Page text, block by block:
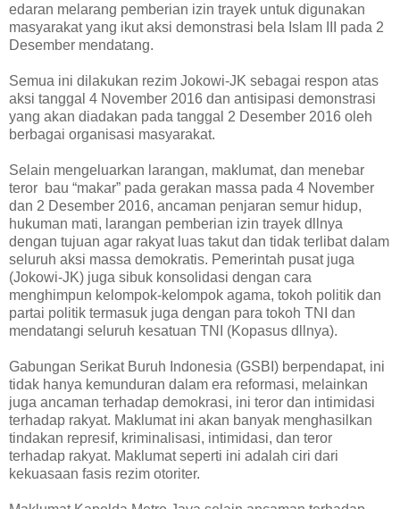
edaran melarang pemberian izin trayek untuk digunakan
masyarakat yang ikut aksi demonstrasi bela Islam III pada 2
Desember mendatang.
Semua ini dilakukan rezim Jokowi-JK sebagai respon atas
aksi tanggal 4 November 2016 dan antisipasi demonstrasi
yang akan diadakan pada tanggal 2 Desember 2016 oleh
berbagai organisasi masyarakat.
Selain mengeluarkan larangan, maklumat, dan menebar
teror bau “makar” pada gerakan massa pada 4 November
dan 2 Desember 2016, ancaman penjaran semur hidup,
hukuman mati, larangan pemberian izin trayek dllnya
dengan tujuan agar rakyat luas takut dan tidak terlibat dalam
seluruh aksi massa demokratis. Pemerintah pusat juga
(Jokowi-JK) juga sibuk konsolidasi dengan cara
menghimpun kelompok-kelompok agama, tokoh politik dan
partai politik termasuk juga dengan para tokoh TNI dan
mendatangi seluruh kesatuan TNI (Kopasus dllnya).
Gabungan Serikat Buruh Indonesia (GSBI) berpendapat, ini
tidak hanya kemunduran dalam era reformasi, melainkan
juga ancaman terhadap demokrasi, ini teror dan intimidasi
terhadap rakyat. Maklumat ini akan banyak menghasilkan
tindakan represif, kriminalisasi, intimidasi, dan teror
terhadap rakyat. Maklumat seperti ini adalah ciri dari
kekuasaan fasis rezim otoriter.